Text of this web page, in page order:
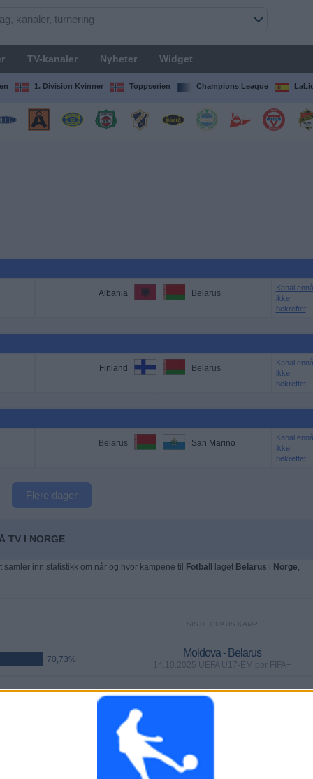
TV-kanaler Nyheter Widget
1. Division Kvinner Toppserien Champions League
Albania Belarus
Kanal ennå
ikke
bekreftet
Finland Belarus
Kanal ennå
ikke
bekreftet
Belarus San Marino
Kanal ennå
ikke
bekreftet
Flere dager
TV I NORGE
inn statistikk om når og hvor kampene til Fotball laget Belarus i Norge,
70,73%
SISTE GRATIS KAMP
Moldova - Belarus
14.10.2025 UEFA U17-EM por FIFA+
UTEN GRATIS
KAMP
KAMPER
6
KONTINUERLIG
BETALT